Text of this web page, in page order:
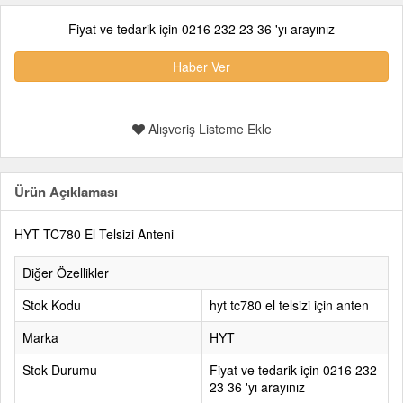
Fiyat ve tedarik için 0216 232 23 36 'yı arayınız
Haber Ver
Alışveriş Listeme Ekle
Ürün Açıklaması
HYT TC780 El Telsizi Anteni
Diğer Özellikler
Stok Kodu
hyt tc780 el telsizi için anten
Marka
HYT
Stok Durumu
Fiyat ve tedarik için 0216 232
23 36 'yı arayınız